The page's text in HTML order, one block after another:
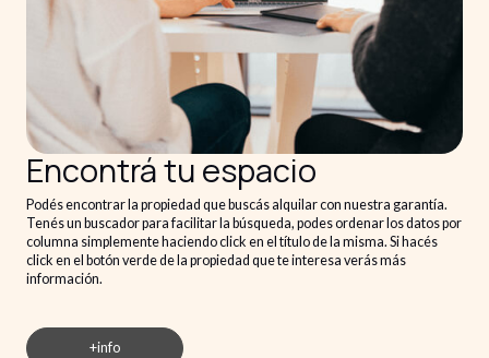
Encontrá tu espacio
Podés encontrar la propiedad que buscás alquilar con nuestra garantía.
Tenés un buscador para facilitar la búsqueda, podes ordenar los datos por
columna simplemente haciendo click en el título de la misma. Si hacés
click en el botón verde de la propiedad que te interesa verás más
información.
+info